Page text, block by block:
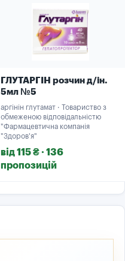
ГЛУТАРГІН розчин д/ін.
5мл №5
аргінін глутамат · Товариство з
обмеженою відповідальністю
"Фармацевтична компанія
"Здоров'я"
від 115 ₴ · 136
пропозицій